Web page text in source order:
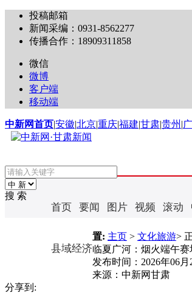
投稿邮箱
新闻采编：0931-8562277
传播合作：18909311858
微信
微博
客户端
移动端
中新网首页|安徽|北京|重庆|福建|甘肃|贵州 |
搜 索
首页 要闻 图片 视频 滚动
县域经济
置: 主页 > 文化旅游>
临夏广河：烟火端午
发布时间： 2026年06月
来源： 中新网甘肃
分享到: